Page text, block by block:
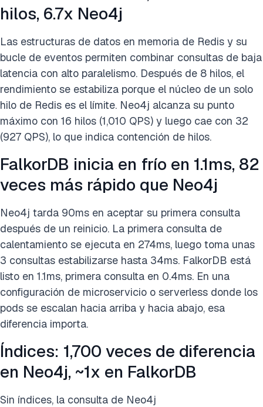
hilos, 6.7x Neo4j
Las estructuras de datos en memoria de Redis y su
bucle de eventos permiten combinar consultas de baja
latencia con alto paralelismo. Después de 8 hilos, el
rendimiento se estabiliza porque el núcleo de un solo
hilo de Redis es el límite. Neo4j alcanza su punto
máximo con 16 hilos (1,010 QPS) y luego cae con 32
(927 QPS), lo que indica contención de hilos.
FalkorDB inicia en frío en 1.1ms, 82
veces más rápido que Neo4j
Neo4j tarda 90ms en aceptar su primera consulta
después de un reinicio. La primera consulta de
calentamiento se ejecuta en 274ms, luego toma unas
3 consultas estabilizarse hasta 34ms. FalkorDB está
listo en 1.1ms, primera consulta en 0.4ms. En una
configuración de microservicio o serverless donde los
pods se escalan hacia arriba y hacia abajo, esa
diferencia importa.
Índices: 1,700 veces de diferencia
en Neo4j, ~1x en FalkorDB
Sin índices, la consulta de Neo4j